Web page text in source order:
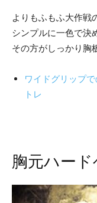
よりもふもふ大作戦
シンプルに一色で決
その方がしっかり胸
ワイドグリップ
トレ
胸元ハー